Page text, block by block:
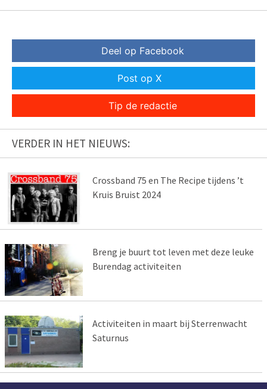
Deel op Facebook
Post op X
Tip de redactie
VERDER IN HET NIEUWS:
Crossband 75 en The Recipe tijdens ’t
Kruis Bruist 2024
Breng je buurt tot leven met deze leuke
Burendag activiteiten
Activiteiten in maart bij Sterrenwacht
Saturnus